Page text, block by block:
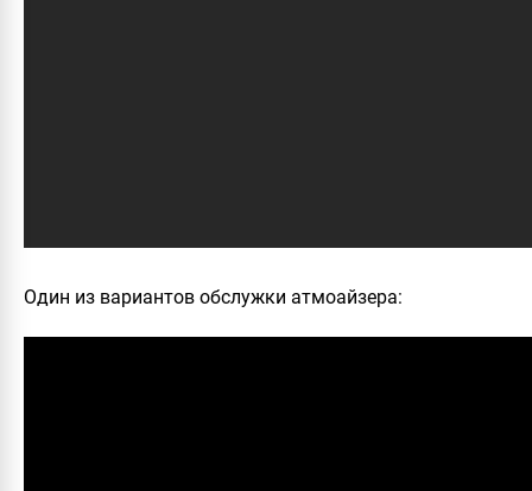
Один из вариантов обслужки атмоайзера: